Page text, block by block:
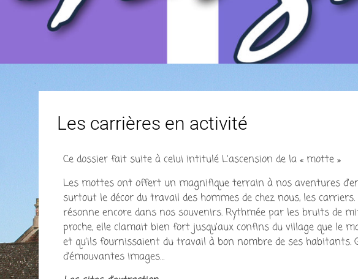
Les carrières en activité
Ce dossier fait suite à celui intitulé L’ascension de la « motte »
Les mottes ont offert un magnifique terrain à nos aventures
surtout le décor du travail des hommes de chez nous, les
résonne encore dans nos souvenirs. Rythmée par les bruits de
proche, elle clamait bien fort jusqu’aux confins du village que le
et qu’ils fournissaient du travail à bon nombre de ses habitants.
d’émouvantes images…